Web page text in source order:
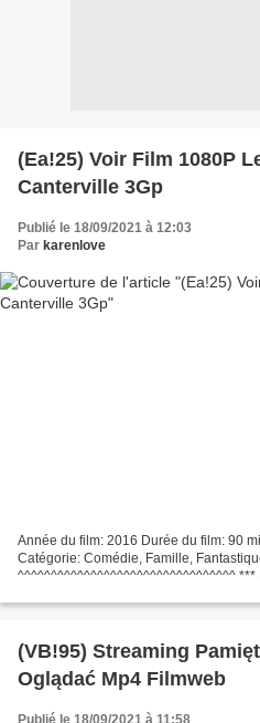
(Ea!25) Voir Film 1080P
Canterville 3Gp
Publié le 18/09/2021 à 12:03
Par karenlove
Année du film: 2016 Durée du film: 90
Catégorie: Comédie, Famille,
^^^^^^^^^^^^^^^^^^^^^^^^^^^^^^^^^ ***
(VB!95) Streaming
Oglądać Mp4 Filmweb
Publié le 18/09/2021 à 11:58